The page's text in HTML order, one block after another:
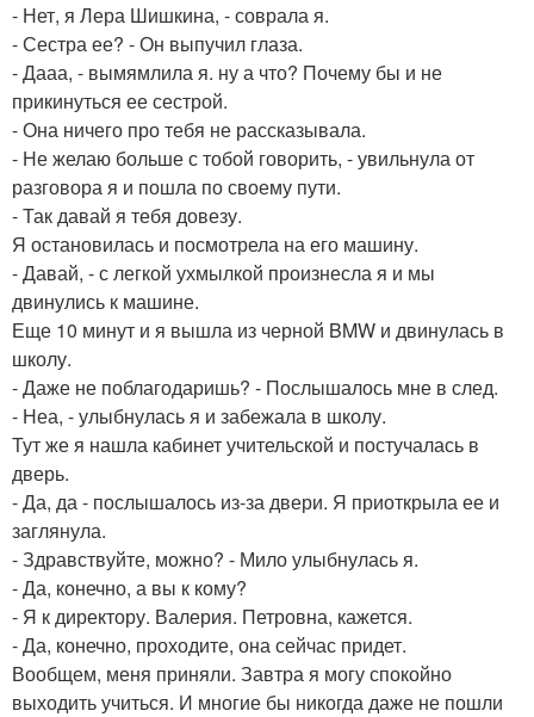
- Нет, я Лера Шишкина, - соврала я.
- Сестра ее? - Он выпучил глаза.
- Дааа, - вымямлила я. ну а что? Почему бы и не
прикинуться ее сестрой.
- Она ничего про тебя не рассказывала.
- Не желаю больше с тобой говорить, - увильнула от
разговора я и пошла по своему пути.
- Так давай я тебя довезу.
Я остановилась и посмотрела на его машину.
- Давай, - с легкой ухмылкой произнесла я и мы
двинулись к машине.
Еще 10 минут и я вышла из черной BMW и двинулась в
школу.
- Даже не поблагодаришь? - Послышалось мне в след.
- Неа, - улыбнулась я и забежала в школу.
Тут же я нашла кабинет учительской и постучалась в
дверь.
- Да, да - послышалось из-за двери. Я приоткрыла ее и
заглянула.
- Здравствуйте, можно? - Мило улыбнулась я.
- Да, конечно, а вы к кому?
- Я к директору. Валерия. Петровна, кажется.
- Да, конечно, проходите, она сейчас придет.
Вообщем, меня приняли. Завтра я могу спокойно
выходить учиться. И многие бы никогда даже не пошли